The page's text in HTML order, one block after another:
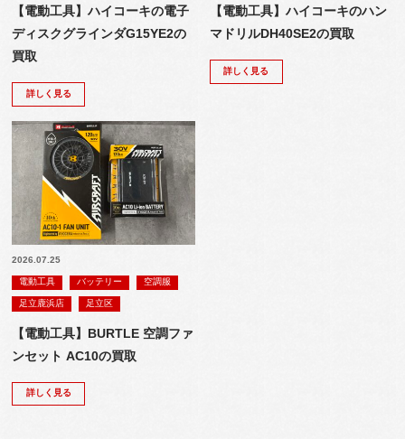
【電動工具】ハイコーキの電子
ディスクグラインダG15YE2の
買取
詳しく見る
【電動工具】ハイコーキのハン
マドリルDH40SE2の買取
詳しく見る
2026.07.25
電動工具 バッテリー 空調服
足立鹿浜店 足立区
【電動工具】BURTLE 空調ファ
ンセット AC10の買取
詳しく見る